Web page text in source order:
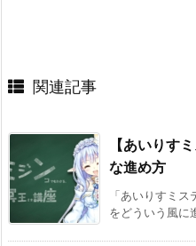
関連記事
【あいりす
な進め方
「あいりすミ
をどういう風に